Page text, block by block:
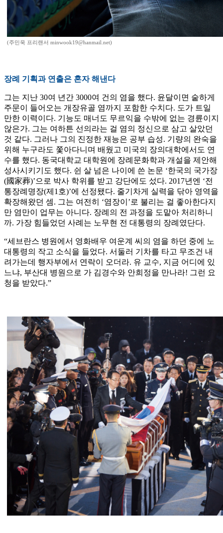
(주민욱 프리랜서 minwook19@hanmail.net)
장례 기획과 연출은 혼자 해낸다
그는 지난 30여 년간 3000여 건의 염을 했다. 윤달이면 숱하게
주문이 들어오는 개장유골 염까지 포함한 수치다. 도가 트일
만한 이력이다. 기능도 매너도 무르익을 수밖에 없는 경륜이지
않은가. 그는 여하튼 선의라는 걸 염의 정신으로 삼고 살았던
것 같다. 그러나 그의 진정한 재능은 공부 습성. 기량의 완숙을
위해 누구라도 쫓아다니며 배웠고 미국의 장의대학에서도 연
수를 했다. 동국대학교 대학원에 장례문화학과 개설을 제안해
성사시키기도 했다. 쉰 살 넘은 나이에 쓴 논문 ‘한국의 국가장
(國家葬)’으로 박사 학위를 받고 강단에도 섰다. 2017년엔 ‘전
통장례명장(제1호)’에 선정됐다. 줄기차게 실력을 닦아 영역을
확장해왔던 셈. 그는 여전히 ‘염장이’로 불리는 걸 좋아한다지
만 염만이 업무는 아니다. 장례의 전 과정을 도맡아 처리하니
까. 가장 힘들었던 사례는 노무현 전 대통령의 장례였단다.
“세브란스 병원에서 영화배우 여운계 씨의 염을 하던 중에 노
대통령의 작고 소식을 들었다. 서둘러 기차를 타고 무조건 내
려가는데 행자부에서 연락이 오더라. 유 교수, 지금 어디에 있
느냐, 부산대 병원으로 가 김경수와 안희정을 만나라! 그런 요
청을 받았다.”